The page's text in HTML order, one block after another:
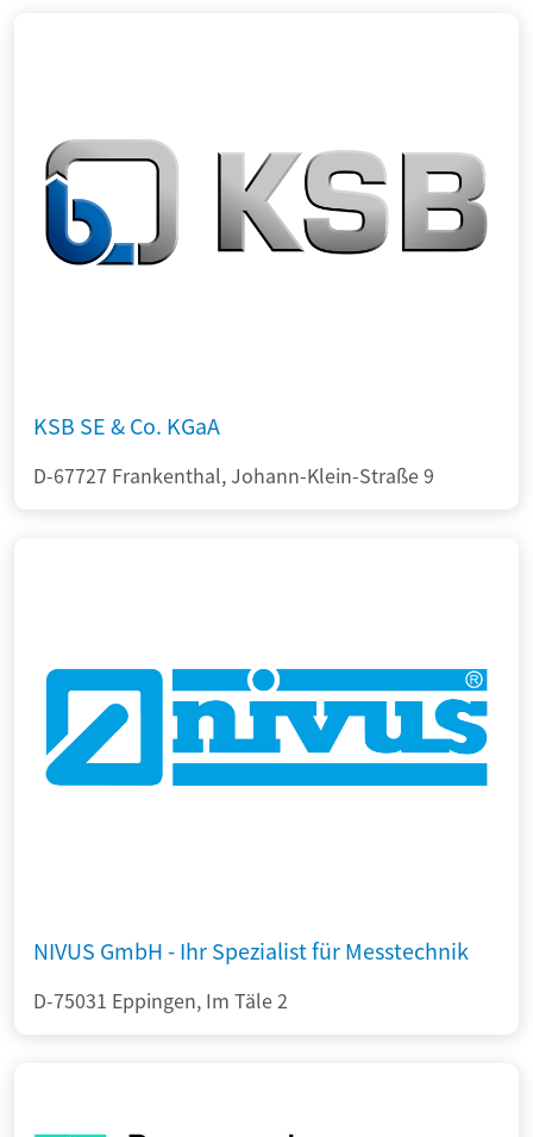
KSB SE & Co. KGaA
D-67727 Frankenthal, Johann-Klein-Straße 9
NIVUS GmbH - Ihr Spezialist für Messtechnik
D-75031 Eppingen, Im Täle 2